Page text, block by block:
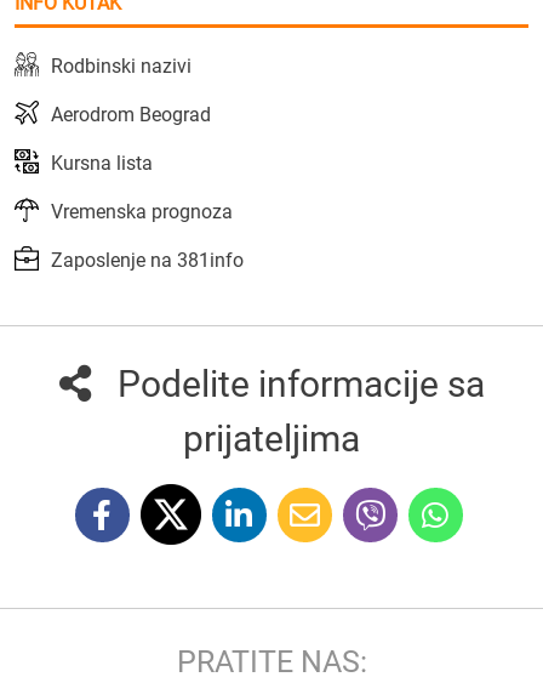
Rodbinski nazivi
Aerodrom Beograd
Kursna lista
Vremenska prognoza
Zaposlenje na 381info
Podelite informacije sa
prijateljima
PRATITE NAS: